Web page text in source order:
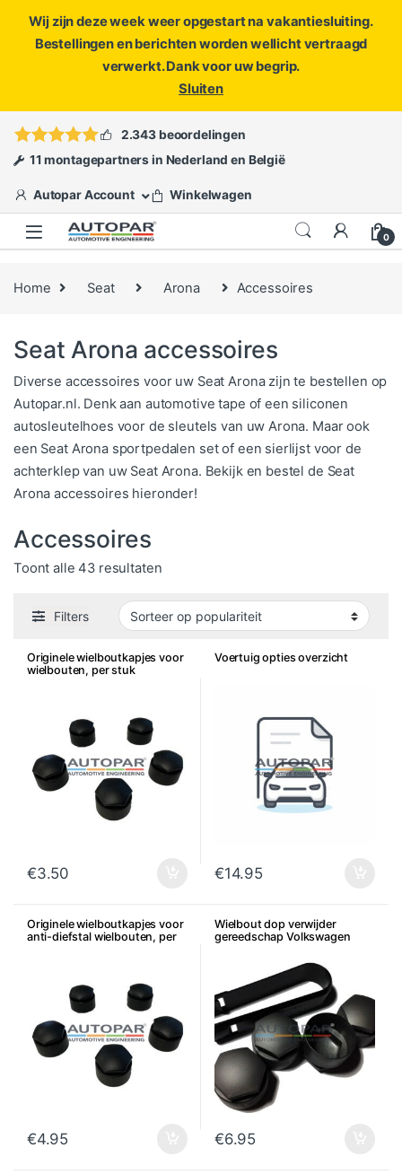
Wij zijn deze week weer opgestart na vakantiesluiting.
Bestellingen en berichten worden wellicht vertraagd
verwerkt. Dank voor uw begrip.
Sluiten
ofopen een ticket
2.343 beoordelingen
11 montagepartners in Nederland en België
Autopar Account Winkelwagen
0
Home Seat Arona Accessoires
Seat Arona accessoires
Diverse accessoires voor uw Seat Arona zijn te bestellen op
Autopar.nl. Denk aan automotive tape of een siliconen
autosleutelhoes voor de sleutels van uw Arona. Maar ook
een Seat Arona sportpedalen set of een sierlijst voor de
achterklep van uw Seat Arona. Bekijk en bestel de Seat
Arona accessoires hieronder!
Accessoires
Toont alle 43 resultatenGesorteerd op populariteit
Filters
Originele wielboutkapjes voor
wielbouten, per stuk
€3.50
Voertuig opties overzicht
€14.95
Originele wielboutkapjes voor
anti-diefstal wielbouten, per
€4.95
Wielbout dop verwijder
gereedschap Volkswagen
€6.95